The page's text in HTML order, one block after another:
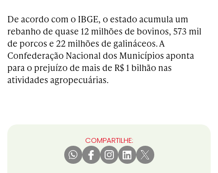
De acordo com o IBGE, o estado acumula um
rebanho de quase 12 milhões de bovinos, 573 mil
de porcos e 22 milhões de galináceos. A
Confederação Nacional dos Municípios aponta
para o prejuízo de mais de R$ 1 bilhão nas
atividades agropecuárias.
COMPARTILHE: